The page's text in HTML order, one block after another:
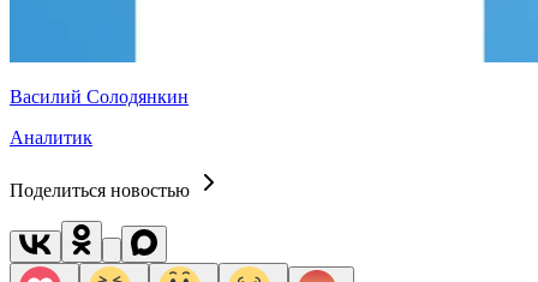
Василий Солодянкин
Аналитик
Поделиться новостью